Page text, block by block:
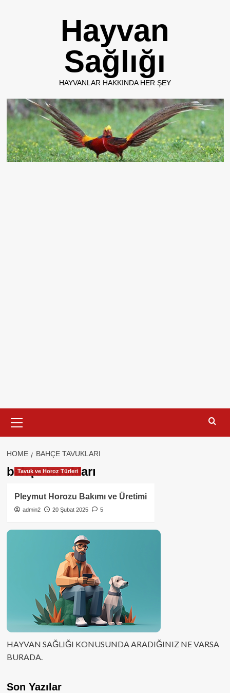
Hayvan
Sağlığı
HAYVANLAR HAKKINDA HER ŞEY
Menu
HOME BAHÇE TAVUKLARI
bahçe tavukları
Tavuk ve Horoz Türleri
Pleymut Horozu Bakımı ve Üretimi
admin2 20 Şubat 2025 5
HAYVAN SAĞLIĞI KONUSUNDA ARADIĞINIZ NE VARSA
BURADA.
Son Yazılar